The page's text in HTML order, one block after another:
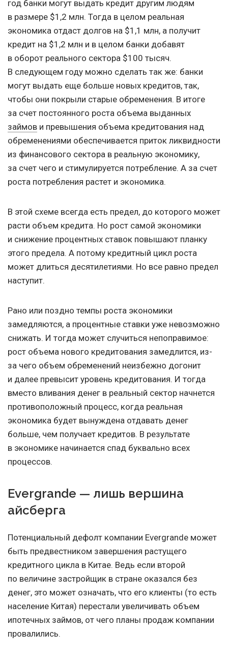
год банки могут выдать кредит другим людям
в размере $1,2 млн. Тогда в целом реальная
экономика отдаст долгов на $1,1 млн, а получит
кредит на $1,2 млн и в целом банки добавят
в оборот реального сектора $100 тысяч.
В следующем году можно сделать так же: банки
могут выдать еще больше новых кредитов, так,
чтобы они покрыли старые обременения. В итоге
за счет постоянного роста объема выданных
займов и превышения объема кредитования над
обременениями обеспечивается приток ликвидности
из финансового сектора в реальную экономику,
за счет чего и стимулируется потребление. А за счет
роста потребления растет и экономика.
В этой схеме всегда есть предел, до которого может
расти объем кредита. Но рост самой экономики
и снижение процентных ставок повышают планку
этого предела. А потому кредитный цикл роста
может длиться десятилетиями. Но все равно предел
наступит.
Рано или поздно темпы роста экономики
замедляются, а процентные ставки уже невозможно
снижать. И тогда может случиться непоправимое:
рост объема нового кредитования замедлится, из-
за чего объем обременений неизбежно догонит
и далее превысит уровень кредитования. И тогда
вместо вливания денег в реальный сектор начнется
противоположный процесс, когда реальная
экономика будет вынуждена отдавать денег
больше, чем получает кредитов. В результате
в экономике начинается спад буквально всех
процессов.
Evergrande — лишь вершина
айсберга
Потенциальный дефолт компании Evergrande может
быть предвестником завершения растущего
кредитного цикла в Китае. Ведь если второй
по величине застройщик в стране оказался без
денег, это может означать, что его клиенты (то есть
население Китая) перестали увеличивать объем
ипотечных займов, от чего планы продаж компании
провалились.